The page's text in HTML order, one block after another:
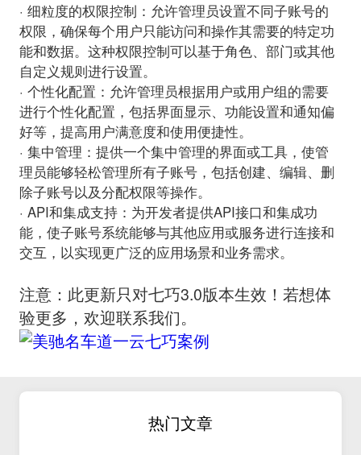
· 细粒度的权限控制： 允许管理员设置不同子账号的
权限，确保每个用户只能访问和操作其需要的特定功
能和数据。这种权限控制可以基于角色、部门或其他
自定义规则进行设置。
· 个性化配置： 允许管理员根据用户或用户组的需要
进行个性化配置，包括界面显示、功能设置和通知偏
好等，提高用户满意度和使用便捷性。
· 集中管理： 提供一个集中管理的界面或工具，使管
理员能够轻松管理所有子账号，包括创建、编辑、删
除子账号以及分配权限等操作。
· API和集成支持： 为开发者提供API接口和集成功
能，使子账号系统能够与其他应用或服务进行连接和
交互，以实现更广泛的应用场景和业务需求。
注意：此更新只对七巧3.0版本生效！若想体
验更多，欢迎联系我们。
热门文章